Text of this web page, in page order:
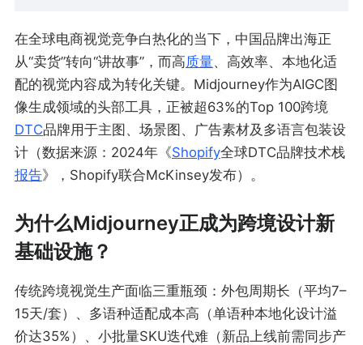
在全球电商视觉竞争白热化的当下，中国品牌出海正
从“卖货”转向“讲故事”，而高质量、高效率、本地化适
配的视觉内容成为转化关键。Midjourney作为AIGC图
像生成领域的头部工具，正被超63%的Top 100跨境
DTC品牌用于主图、场景图、广告素材及多语言包装设
计（数据来源：2024年《Shopify全球DTC品牌技术栈
报告》，Shopify联合McKinsey发布）。
为什么Midjourney正成为跨境设计新
基础设施？
传统跨境视觉生产面临三重瓶颈：外包周期长（平均7–
15天/套）、多语种适配成本高（单语种本地化设计溢
价达35%）、小批量SKU迭代难（新品上线前需同步产